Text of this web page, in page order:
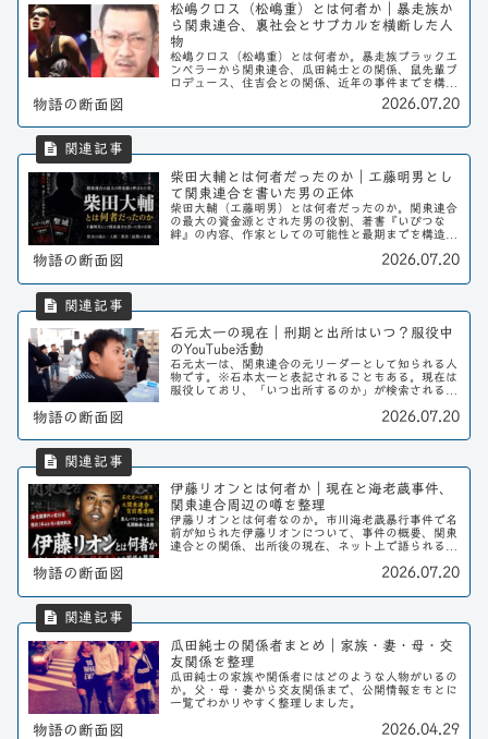
松嶋クロス（松嶋重）とは何者か｜暴走族か
ら関東連合、裏社会とサブカルを横断した人
物
松嶋クロス（松嶋重）とは何者か。暴走族ブラックエ
ンペラーから関東連合、瓜田純士との関係、鼠先輩プ
ロデュース、住吉会との関係、近年の事件までを構造
物語の断面図 2026.07.20
柴田大輔とは何者だったのか｜工藤明男とし
て関東連合を書いた男の正体
柴田大輔（工藤明男）とは何者だったのか。関東連合
の最大の資金源とされた男の役割、著書『いびつな
絆』の内容、作家としての可能性と最期までを構造的
物語の断面図 2026.07.20
石元太一の現在｜刑期と出所はいつ？服役中
のYouTube活動
石元太一は、関東連合の元リーダーとして知られる人
物です。※石本太一と表記されることもある。現在は
服役しており、「いつ出所するのか」が検索されるこ
現在の状況、そして服役中に始めたYouTube活...
物語の断面図 2026.07.20
伊藤リオンとは何者か｜現在と海老蔵事件、
関東連合周辺の噂を整理
伊藤リオンとは何者なのか。市川海老蔵暴行事件で名
前が知られた伊藤リオンについて、事件の概要、関東
連合との関係、出所後の現在、ネット上で語られる噂
物語の断面図 2026.07.20
瓜田純士の関係者まとめ｜家族・妻・母・交
友関係を整理
瓜田純士の家族や関係者にはどのような人物がいるの
か。父・母・妻から交友関係まで、公開情報をもとに
一覧でわかりやすく整理しました。
物語の断面図 2026.04.29